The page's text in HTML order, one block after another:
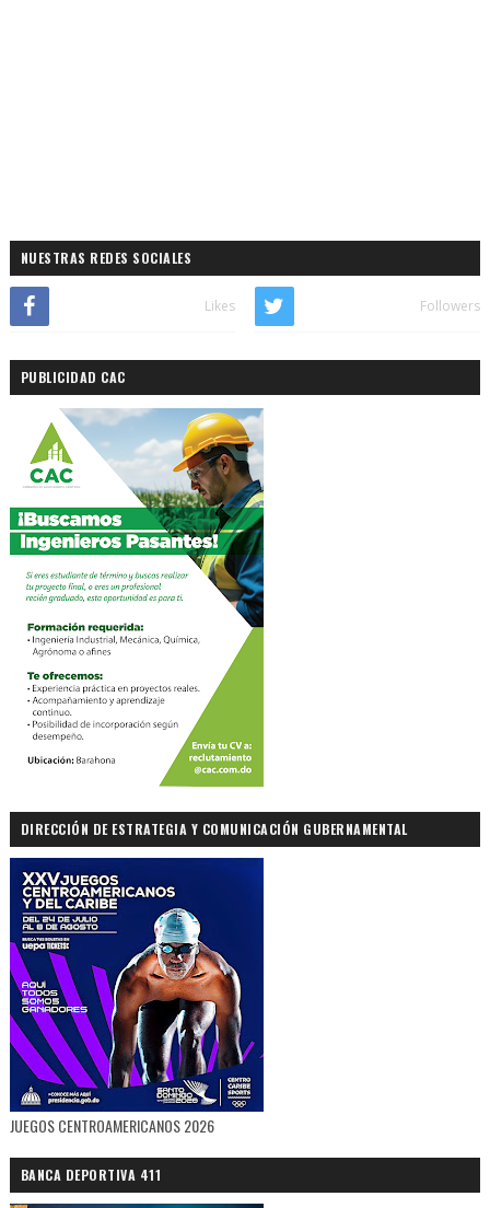
NUESTRAS REDES SOCIALES
Likes Followers
PUBLICIDAD CAC
DIRECCIÓN DE ESTRATEGIA Y COMUNICACIÓN GUBERNAMENTAL
JUEGOS CENTROAMERICANOS 2026
BANCA DEPORTIVA 411